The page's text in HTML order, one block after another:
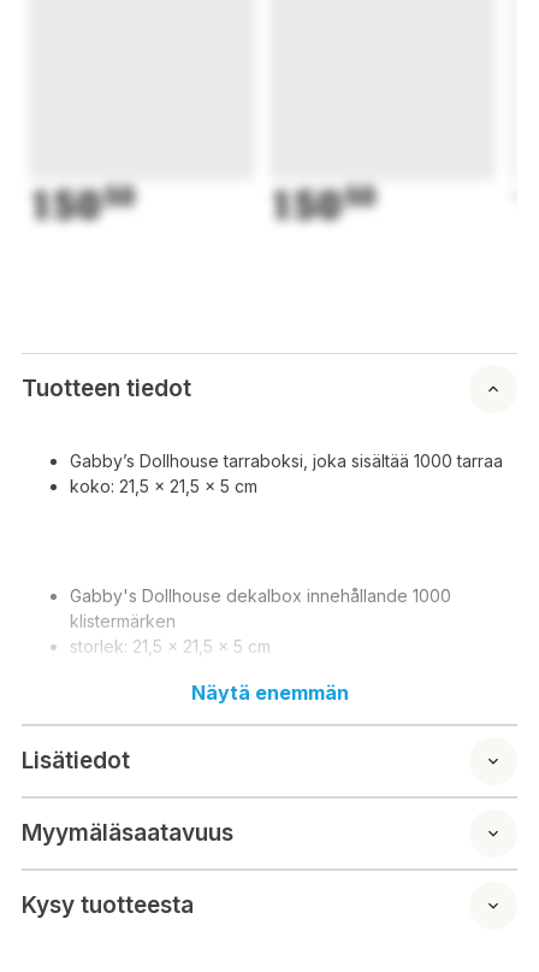
15050 15050
Tuotteen tiedot
Gabby’s Dollhouse tarraboksi, joka sisältää 1000 tarraa
koko: 21,5 x 21,5 x 5 cm
Gabby's Dollhouse dekalbox innehållande 1000
klistermärken
storlek: 21,5 x 21,5 x 5 cm
Näytä enemmän
Lisätiedot
Myymäläsaatavuus
Kysy tuotteesta